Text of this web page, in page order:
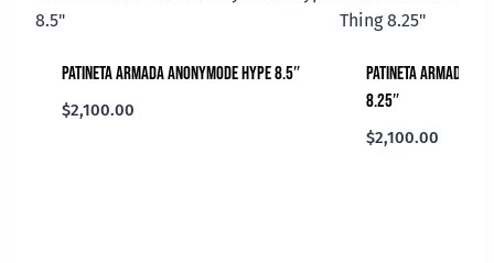
Patineta Armada Anonymode Hype 8.5″
$2,100.00
Patineta Armada
8.25″
$2,100.00